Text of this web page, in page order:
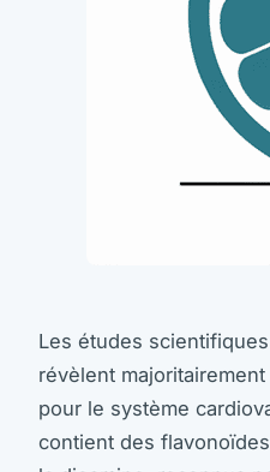
Les études
révèlent
pour le système
contient des